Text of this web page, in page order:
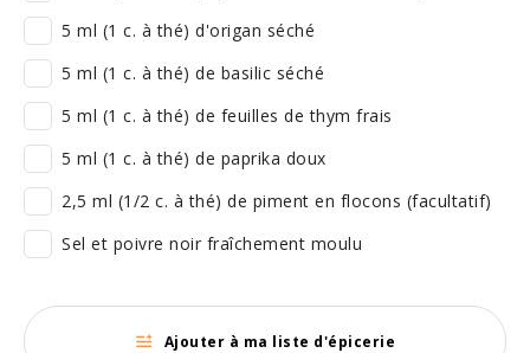
5 ml (1 c. à thé) d'origan séché
5 ml (1 c. à thé) de basilic séché
5 ml (1 c. à thé) de feuilles de thym frais
5 ml (1 c. à thé) de paprika doux
2,5 ml (1/2 c. à thé) de piment en flocons (facultatif)
Sel et poivre noir fraîchement moulu
Ajouter à ma liste d'épicerie